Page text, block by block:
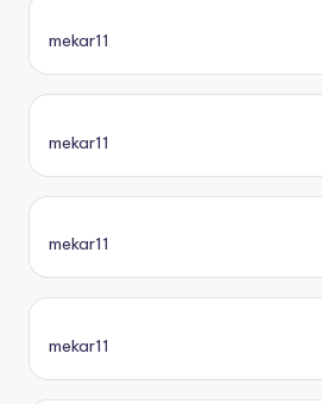
mekar11
mekar11
mekar11
mekar11